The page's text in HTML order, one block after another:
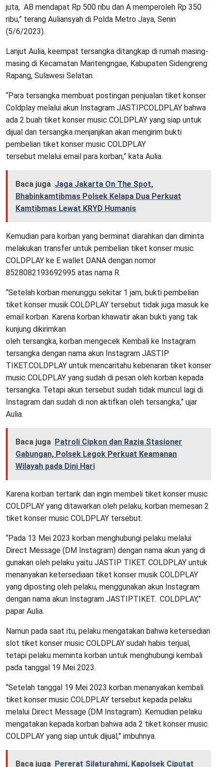
juta, AB mendapat Rp 500 ribu dan A memperoleh Rp 350
ribu,” terang Auliansyah di Polda Metro Jaya, Senin
(5/6/2023).
Lanjut Aulia, keempat tersangka ditangkap di rumah masing-
masing di Kecamatan Maritengngae, Kabupaten Sidengreng
Rapang, Sulawesi Selatan.
“Para tersangka membuat postingan penjualan tiket konser
Coldplay melalui akun Instagram JASTIP.COLDPLAY bahwa
ada 2 buah tiket konser music COLDPLAY yang siap untuk
dijual dan tersangka menjanjikan akan mengirim bukti
pembelian tiket konser music COLDPLAY
tersebut melalui email para korban,” kata Aulia.
Baca juga Jaga Jakarta On The Spot,
Bhabinkamtibmas Polsek Kelapa Dua Perkuat
Kamtibmas Lewat KRYD Humanis
Kemudian para korban yang berminat diarahkan dan diminta
melakukan transfer untuk pembelian tiket konser music
COLDPLAY ke E wallet DANA dengan nomor
8528082193692995 atas nama R.
“Setelah korban menunggu sekitar 1 jam, bukti pembelian
tiket konser musik COLDPLAY tersebut tidak juga masuk ke
email korban. Karena korban khawatir akan bukti yang tak
kunjung dikirimkan
oleh tersangka, korban mengecek Kembali ke Instagram
tersangka dengan nama akun Instagram JASTIP
TIKET.COLDPLAY untuk mencaritahu kebenaran tiket konser
music COLDPLAY yang sudah di pesan oleh korban kepada
tersangka. Tetapi akun tersebut sudah tidak muncul lagi di
Instagram dan sudah di non aktifkan oleh tersangka,” ujar
Aulia.
Baca juga Patroli Cipkon dan Razia Stasioner
Gabungan, Polsek Legok Perkuat Keamanan
Wilayah pada Dini Hari
Karena korban tertarik dan ingin membeli tiket konser music
COLDPLAY yang ditawarkan oleh pelaku, korban memesan 2
tiket konser music COLDPLAY tersebut.
“Pada 13 Mei 2023 korban menghubungi pelaku melalui
Direct Message (DM Instagram) dengan nama akun yang di
gunakan oleh pelaku yaitu JASTIP TIKET. COLDPLAY untuk
menanyakan ketersediaan tiket konser musik COLDPLAY
yang diposting oleh pelaku, menggunakan akun Instagram
dengan nama akun Instagram JASTIPTIKET. COLDPLAY,”
papar Aulia.
Namun pada saat itu, pelaku mengatakan bahwa ketersedian
slot tiket konser music COLDPLAY sudah habis terjual,
tetapi pelaku meminta korban untuk menghubungi kembali
pada tanggal 19 Mei 2023.
“Setelah tanggal 19 Mei 2023 korban menanyakan kembali
tiket konser music COLDPLAY tersebut kepada pelaku
melalui Direct Message (DM Instagram). Kemudian pelaku
mengatakan kepada korban bahwa ada 2 tiket konser music
COLDPLAY yang siap untuk dijual,” imbuhnya.
Baca juga Pererat Silaturahmi, Kapolsek Ciputat